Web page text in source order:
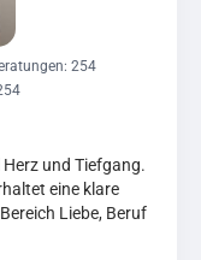
und Tiefgang.
eine klare
Liebe, Beruf
254